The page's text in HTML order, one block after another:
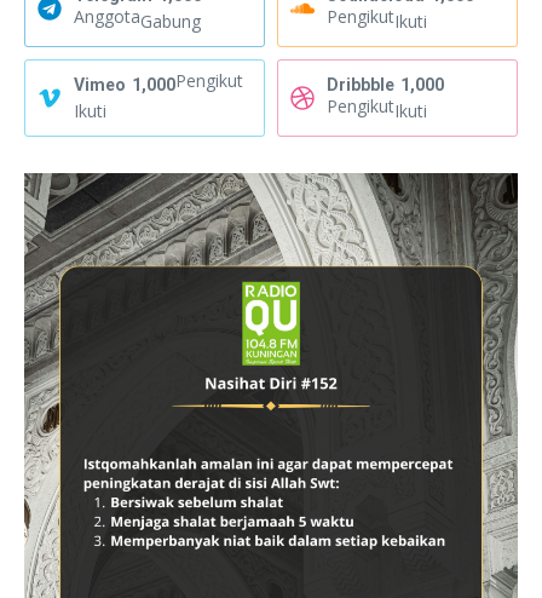
AnggotaGabung PengikutIkuti
Vimeo 1,000Pengikut
Ikuti
Dribbble 1,000
PengikutIkuti